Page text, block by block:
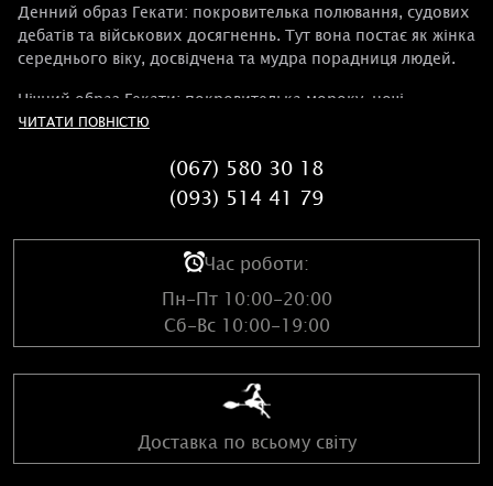
Денний образ Гекати: покровителька полювання, судових
дебатів та військових досягненнь. Тут вона постає як жінка
середнього віку, досвідчена та мудра порадниця людей.
Нічний образ Гекати: покровителька мороку, ночі,
відплати та чаклунства. Прекрасний і жахливий вигляд зі
Третє обличчя Гекати: небесна, «Уранія Геката» –
непереборне духовне кохання. Вона юна і красива тією
лише схиляння та захоплення. У цьому образі Геката
допомагає філософам, вченим, «виводити душі» людей із
Царства мертвих до світла та любові.
Така мазь використовується для здобуття глибинної
захисту, встановлення законності та справедливості.
Допоможе навчитися відьомству та цілительству.
ЧИТАТИ ПОВНІСТЮ
(067) 580 30 18
(093) 514 41 79
Час роботи:
Пн-Пт 10:00-20:00
Сб-Вс 10:00-19:00
Доставка по всьому світу